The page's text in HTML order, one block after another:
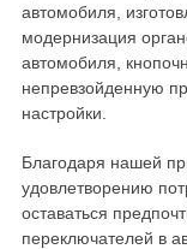
автомобиля,
модернизация
автомобиля,
непревзойденную
настройки.
Благодаря нашей
удовлетворению
оставаться
переключателей в